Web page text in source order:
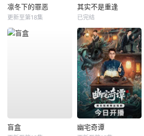
凛冬下的罪恶
更新至第18集
其实不是重逢
已完结
盲盒 幽宅奇谭